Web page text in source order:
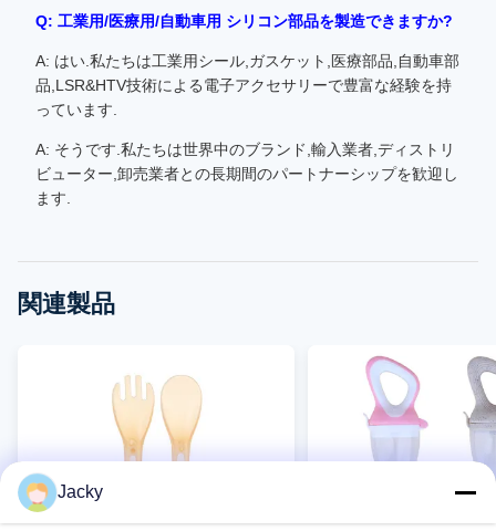
Q: 工業用/医療用/自動車用 シリコン部品を製造できますか?
A: はい.私たちは工業用シール,ガスケット,医療部品,自動車部
品,LSR&HTV技術による電子アクセサリーで豊富な経験を持
っています.
A: そうです.私たちは世界中のブランド,輸入業者,ディストリ
ビューター,卸売業者との長期間のパートナーシップを歓迎し
ます.
関連製品
Jacky